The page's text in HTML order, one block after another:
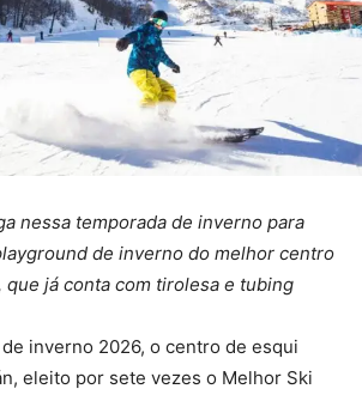
nessa temporada de inverno para
de inverno do melhor centro
que já conta com tirolesa e tubing
inverno 2026, o centro de esqui
eleito por sete vezes o Melhor Ski